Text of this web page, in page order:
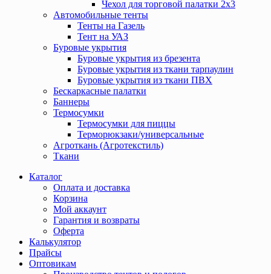
Чехол для торговой палатки 2х3
Автомобильные тенты
Тенты на Газель
Тент на УАЗ
Буровые укрытия
Буровые укрытия из брезента
Буровые укрытия из ткани тарпаулин
Буровые укрытия из ткани ПВХ
Бескаркасные палатки
Баннеры
Термосумки
Термосумки для пиццы
Терморюкзаки/универсальные
Агроткань (Агротекстиль)
Ткани
Каталог
Оплата и доставка
Корзина
Мой аккаунт
Гарантия и возвраты
Оферта
Калькулятор
Прайсы
Оптовикам